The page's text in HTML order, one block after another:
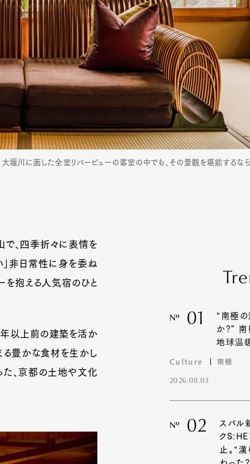
堰川に面した全室リバービューの客室の中でも、その景観を堪能するな
で、四季折々に表情を
」非日常性に身を委ね
を抱える人気宿のひと
年以上前の建築を活か
る豊かな食材を生かし
、京都の土地や文化
Nº 01
“南極の
か?” 南
地球温
Culture 南極
2026.08.03
Nº 02
スバル
ク
止。“